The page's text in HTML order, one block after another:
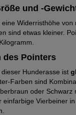
und -
Widerristhöhe von
sind etwas kleiner.
des Pointers
Hunderasse ist
Farben sind
oder Schwarz
einfarbige Vierbeiner